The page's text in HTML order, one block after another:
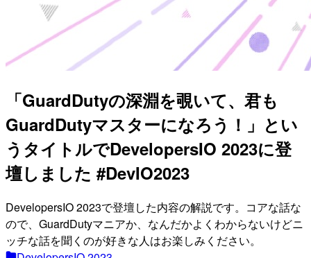
「GuardDutyの深淵を覗いて、君も
GuardDutyマスターになろう！」とい
うタイトルでDevelopersIO 2023に登
壇しました #DevIO2023
DevelopersIO 2023で登壇した内容の解説です。コアな話な
ので、GuardDutyマニアか、なんだかよくわからないけどニ
ッチな話を聞くのが好きな人はお楽しみください。